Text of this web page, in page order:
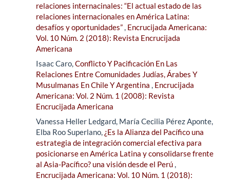
relaciones internacinales: “El actual estado de las
relaciones internacionales en América Latina:
desafíos y oportunidades”, Encrucijada Americana:
Vol. 10 Núm. 2 (2018): Revista Encrucijada
Americana
Isaac Caro,Conflicto Y Pacificación En Las
Relaciones Entre Comunidades Judías, Árabes Y
Musulmanas En Chile Y Argentina , Encrucijada
Americana: Vol. 2 Núm. 1 (2008): Revista
Encrucijada Americana
Vanessa Heller Ledgard, María Cecilia Pérez Aponte,
Elba Roo Superlano, ¿Es la Alianza del Pacífico una
estrategia de integración comercial efectiva para
posicionarse en América Latina y consolidarse frente
al Asia-Pacífico? una visión desde el Perú,
Encrucijada Americana: Vol. 10 Núm. 1 (2018):